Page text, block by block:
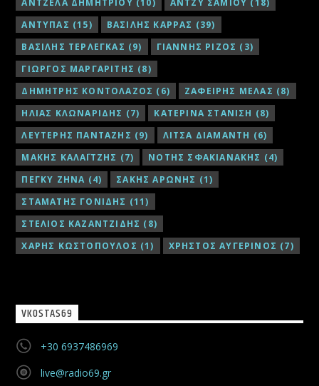
ΑΝΤΖΕΛΑ ΔΗΜΗΤΡΙΟΥ (10) ΑΝΤΖΥ ΣΑΜΙΟΥ (18)
ΑΝΤΥΠΑΣ (15) ΒΑΣΙΛΗΣ ΚΑΡΡΑΣ (39)
ΒΑΣΙΛΗΣ ΤΕΡΛΕΓΚΑΣ (9) ΓΙΑΝΝΗΣ ΡΙΖΟΣ (3)
ΓΙΩΡΓΟΣ ΜΑΡΓΑΡΙΤΗΣ (8)
ΔΗΜΗΤΡΗΣ ΚΟΝΤΟΛΑΖΟΣ (6) ΖΑΦΕΙΡΗΣ ΜΕΛΑΣ (8)
ΗΛΙΑΣ ΚΛΩΝΑΡΙΔΗΣ (7) ΚΑΤΕΡΙΝΑ ΣΤΑΝΙΣΗ (8)
ΛΕΥΤΕΡΗΣ ΠΑΝΤΑΖΗΣ (9) ΛΙΤΣΑ ΔΙΑΜΑΝΤΗ (6)
ΜΑΚΗΣ ΚΑΛΑΪΤΖΗΣ (7) ΝΟΤΗΣ ΣΦΑΚΙΑΝΑΚΗΣ (4)
ΠΕΓΚΥ ΖΗΝΑ (4) ΣΑΚΗΣ ΑΡΩΝΗΣ (1)
ΣΤΑΜΑΤΗΣ ΓΟΝΙΔΗΣ (11)
ΣΤΕΛΙΟΣ ΚΑΖΑΝΤΖΙΔΗΣ (8)
ΧΑΡΗΣ ΚΩΣΤΟΠΟΥΛΟΣ (1) ΧΡΗΣΤΟΣ ΑΥΓΕΡΙΝΟΣ (7)
VKOSTAS69
+30 6937486969
live@radio69.gr